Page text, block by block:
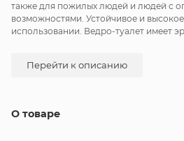
также для пожилых людей и людей с
возможностями. Устойчивое и
использовании. Ведро-туалет имеет
подвесить туалетную бумагу.
Перейти к описанию
О товаре